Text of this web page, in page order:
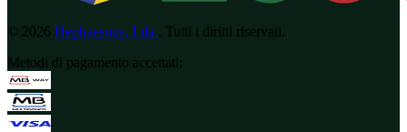
© 2026 Hephaesnus, Lda.
Tutti i diritti riservati.
Metodi di pagamento accettati: